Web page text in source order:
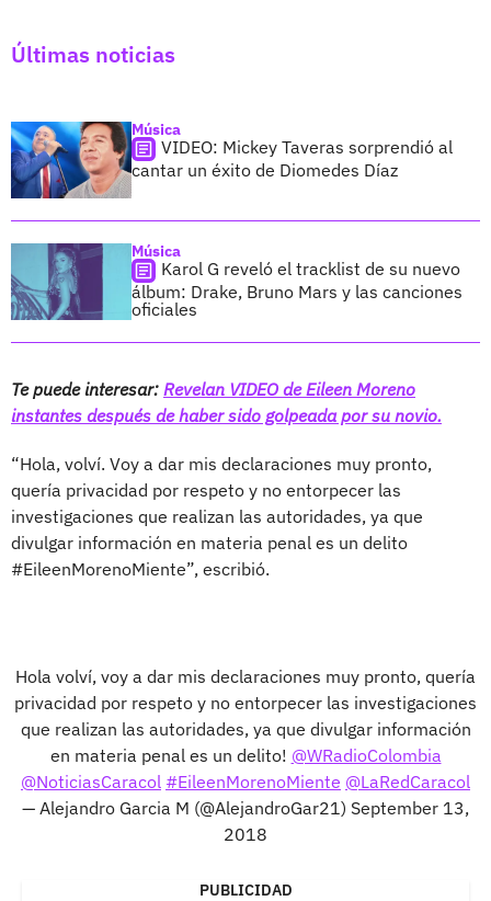
Últimas noticias
Música
VIDEO: Mickey Taveras sorprendió al
cantar un éxito de Diomedes Díaz
Música
Karol G reveló el tracklist de su nuevo
álbum: Drake, Bruno Mars y las canciones
oficiales
Te puede interesar: Revelan VIDEO de Eileen Moreno
instantes después de haber sido golpeada por su novio.
“Hola, volví. Voy a dar mis declaraciones muy pronto,
quería privacidad por respeto y no entorpecer las
investigaciones que realizan las autoridades, ya que
divulgar información en materia penal es un delito
#EileenMorenoMiente”, escribió.
Hola volví, voy a dar mis declaraciones muy pronto, quería
privacidad por respeto y no entorpecer las investigaciones
que realizan las autoridades, ya que divulgar información
en materia penal es un delito! @WRadioColombia
@NoticiasCaracol #EileenMorenoMiente @LaRedCaracol
— Alejandro Garcia M (@AlejandroGar21) September 13,
2018
PUBLICIDAD